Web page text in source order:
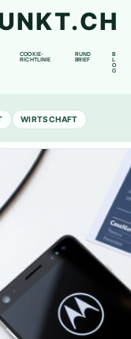
COOKIE-
RICHTLINIE
RUND
BRIEF
B
L
O
G
WIRTSCHAFT